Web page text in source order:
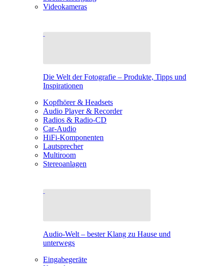
Videokameras
Die Welt der Fotografie – Produkte, Tipps und
Inspirationen
Kopfhörer & Headsets
Audio Player & Recorder
Radios & Radio-CD
Car-Audio
HiFi-Komponenten
Lautsprecher
Multiroom
Stereoanlagen
Audio-Welt – bester Klang zu Hause und
unterwegs
Eingabegeräte